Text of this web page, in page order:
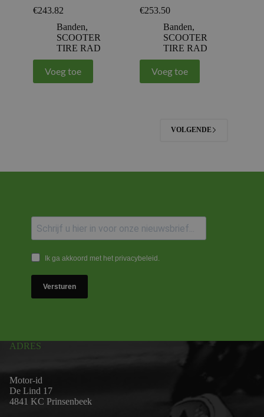
€243.82
Banden,
SCOOTER
TIRE RAD
Voeg toe
€253.50
Banden,
SCOOTER
TIRE RAD
Voeg toe
VOLGENDE
Ik ga akkoord met het privacybeleid.
Versturen
ADRES
Motor-id
De Lind 17
4841 KC Prinsenbeek